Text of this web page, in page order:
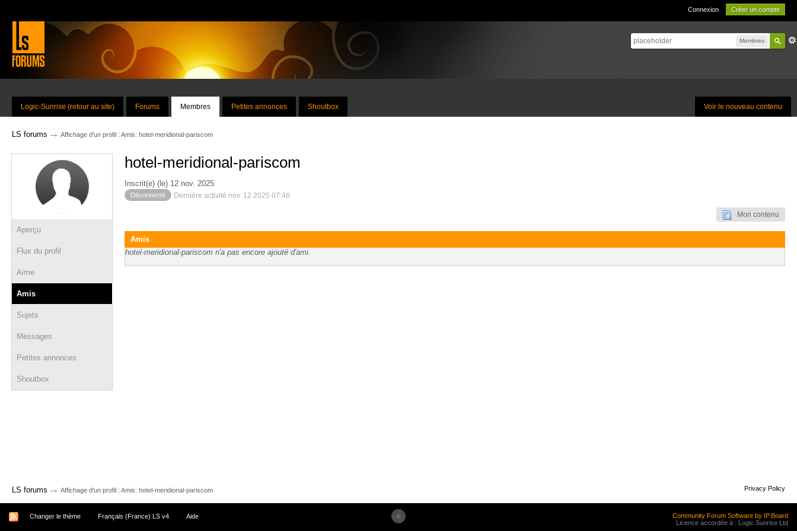
Connexion Créer un compte
Membres
Voir le nouveau contenu
Logic-Sunrise (retour au site) Forums Membres Petites annonces Shoutbox
LS forums → Affichage d'un profil : Amis: hotel-meridional-pariscom
Aperçu
Flux du profil
Aime
Amis
Sujets
Messages
Petites annonces
Shoutbox
hotel-meridional-pariscom
Inscrit(e) (le) 12 nov. 2025
Déconnecté Dernière activité nov. 12 2025 07:46
Mon contenu
Amis
hotel-meridional-pariscom n'a pas encore ajouté d'ami.
LS forums → Affichage d'un profil : Amis: hotel-meridional-pariscom Privacy Policy
Changer le thème Français (France) LS v4 Aide
Community Forum Software by IP.Board
Licence accordée à : Logic Sunrise Ltd